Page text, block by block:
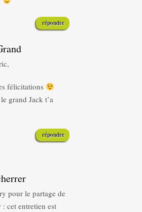
répondre
félicitations
grand Jack t’a
répondre
pour le partage de
cet entretien est